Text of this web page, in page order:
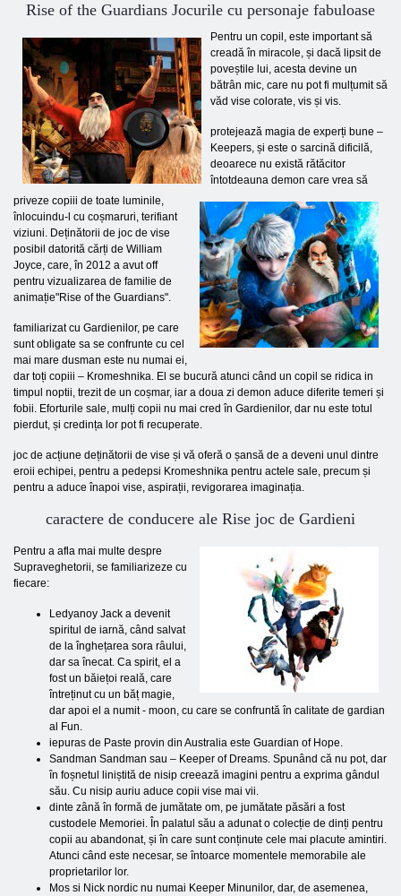
Rise of the Guardians Jocurile cu personaje fabuloase
Pentru un copil, este important să
creadă în miracole, și dacă lipsit de
poveștile lui, acesta devine un
bătrân mic, care nu pot fi mulțumit să
văd vise colorate, vis și vis.
protejează magia de experți bune –
Keepers, și este o sarcină dificilă,
deoarece nu există rătăcitor
întotdeauna demon care vrea să
priveze copiii de toate luminile,
înlocuindu-l cu coșmaruri, terifiant
viziuni. Deținătorii de joc de vise
posibil datorită cărți de William
Joyce, care, în 2012 a avut off
pentru vizualizarea de familie de
animație"Rise of the Guardians".
familiarizat cu Gardienilor, pe care
sunt obligate sa se confrunte cu cel
mai mare dusman este nu numai ei,
dar toți copiii – Kromeshnika. El se bucură atunci când un copil se ridica in
timpul noptii, trezit de un coșmar, iar a doua zi demon aduce diferite temeri și
fobii. Eforturile sale, mulți copii nu mai cred în Gardienilor, dar nu este totul
pierdut, și credința lor pot fi recuperate.
joc de acțiune deținătorii de vise și vă oferă o șansă de a deveni unul dintre
eroii echipei, pentru a pedepsi Kromeshnika pentru actele sale, precum și
pentru a aduce înapoi vise, aspirații, revigorarea imaginația.
caractere de conducere ale Rise joc de Gardieni
Pentru a afla mai multe despre
Supraveghetorii, se familiarizeze cu
fiecare:
Ledyanoy Jack a devenit
spiritul de iarnă, ​​când salvat
de la înghețarea sora râului,
dar sa înecat. Ca spirit, el a
fost un băiețoi reală, care
întreținut cu un băț magie,
dar apoi el a numit - moon, cu care se confruntă în calitate de gardian
al Fun.
iepuras de Paste provin din Australia este Guardian of Hope.
Sandman Sandman sau – Keeper of Dreams. Spunând că nu pot, dar
în foșnetul liniștită de nisip creează imagini pentru a exprima gândul
său. Cu nisip auriu aduce copii vise mai vii.
dinte zână în formă de jumătate om, pe jumătate păsări a fost
custodele Memoriei. În palatul său a adunat o colecție de dinți pentru
copii au abandonat, și în care sunt conținute cele mai placute amintiri.
Atunci când este necesar, se întoarce momentele memorabile ale
proprietarilor lor.
Mos si Nick nordic nu numai Keeper Minunilor, dar, de asemenea,